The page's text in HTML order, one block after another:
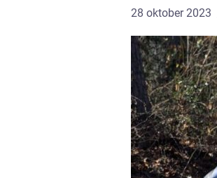
28 oktober 2023